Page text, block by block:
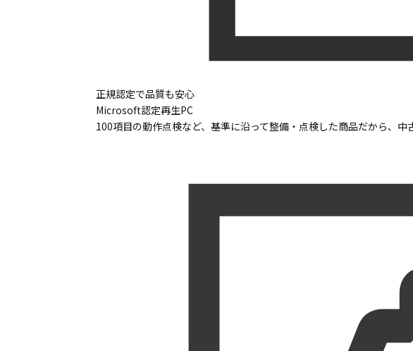
正規認定で品質も安心
Microsoft認定再生PC
100項目の動作点検など、基準に沿って整備・点検した商品だから、中